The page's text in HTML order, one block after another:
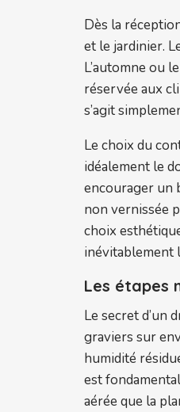
Dès la
et le jardinier.
L’automne ou
réservée aux
s’agit
Le choix du
idéalement le
encourager un
non vernissée
choix
inévitablement
Les étapes
Le secret d’un
graviers sur
humidité
est
aérée que la